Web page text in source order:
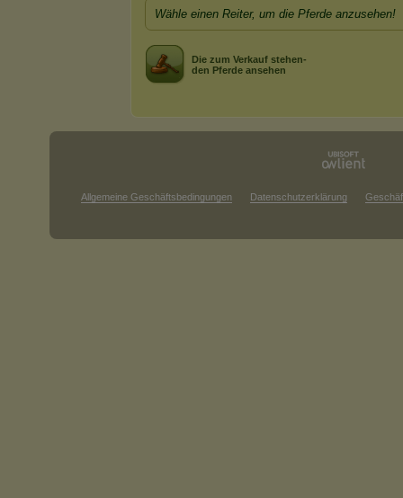
Wähle einen Reiter, um die Pferde anzusehen!
Die zum Verkauf stehen-
den Pferde ansehen
Allgemeine Geschäftsbedingungen Datenschutzerklärung